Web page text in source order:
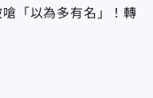
「以為多有名」！轉